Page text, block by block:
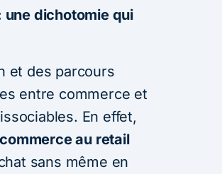
dichotomie qui
et des parcours
entre commerce et
En effet,
au retail
sans même en